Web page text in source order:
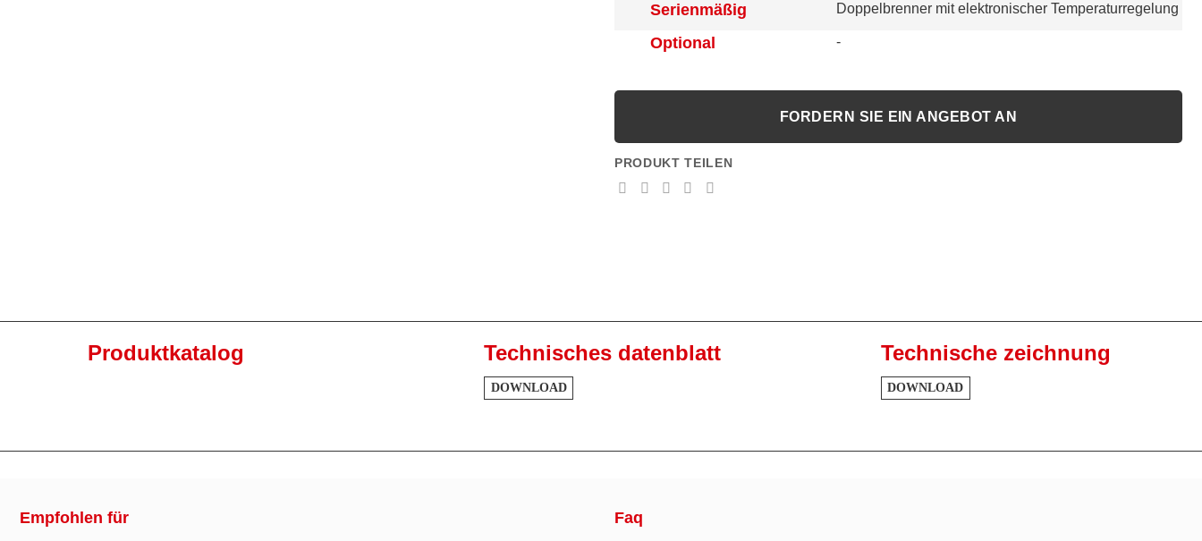
Serienmäßig Doppelbrenner mit elektronischer Temperaturregelung
Optional -
FORDERN SIE EIN ANGEBOT AN
PRODUKT TEILEN
Produktkatalog Technisches datenblatt
DOWNLOAD
Technische zeichnung
DOWNLOAD
Empfohlen für Faq